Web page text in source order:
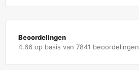
Beoordelingen
4.66 op basis van 7841 beoordelingen